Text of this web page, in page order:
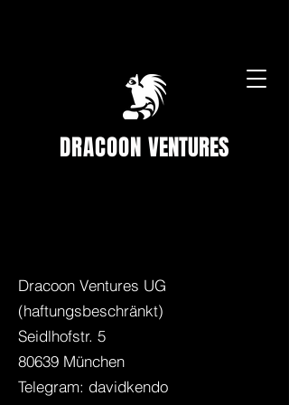
DRACOON VENTURES
Dracoon Ventures UG
(haftungsbeschränkt)
Seidlhofstr. 5
80639 München
Telegram: davidkendo